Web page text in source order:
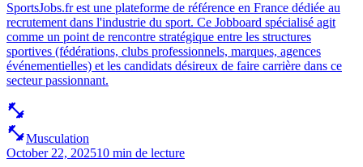
SportsJobs.fr est une plateforme de référence en France dédiée au
recrutement dans l'industrie du sport. Ce Jobboard spécialisé agit
comme un point de rencontre stratégique entre les structures
sportives (fédérations, clubs professionnels, marques, agences
événementielles) et les candidats désireux de faire carrière dans ce
secteur passionnant.
fitness_center
fitness_centerMusculation
October 22, 202510 min de lecture